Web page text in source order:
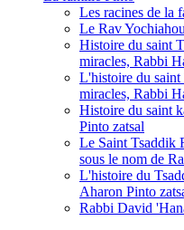
Les racines de la
Le Rav
Histoire du saint
miracles, Rabbi
L'histoire du
miracles, Rabbi
Histoire du saint
Pinto zatsal
Le Saint Tsaddik
sous le nom de
L'histoire du
Aharon Pinto
Rabbi David